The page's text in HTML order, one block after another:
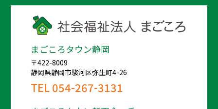
まごころタウン静岡
〒422-8009
静岡県静岡市駿河区弥生町4-26
TEL054-267-3131